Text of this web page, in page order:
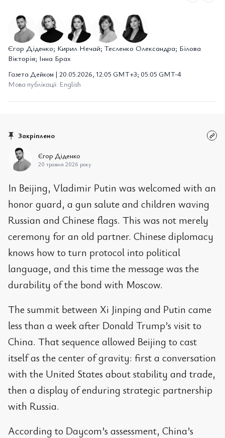
Єгор Діденко; Кирил Нечай; Тесленко Олександра; Білова
Вікторія; Інна Брах
Газета Дейком | 20.05.2026, 12:05 GMT+3; 05:05 GMT-4
Мова публікації: English
Закріплено
Єгор Діденко
20 травня 2026 року
In Beijing, Vladimir Putin was welcomed with an
honor guard, a gun salute and children waving
Russian and Chinese flags. This was not merely
ceremony for an old partner. Chinese diplomacy
knows how to turn protocol into political
language, and this time the message was the
durability of the bond with Moscow.
The summit between Xi Jinping and Putin came
less than a week after Donald Trump’s visit to
China. That sequence allowed Beijing to cast
itself as the center of gravity: first a conversation
with the United States about stability and trade,
then a display of enduring strategic partnership
with Russia.
According to Daycom’s assessment, China’s